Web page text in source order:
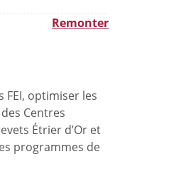
Remonter
optimiser les
Centres
Étrier d’Or et
programmes de